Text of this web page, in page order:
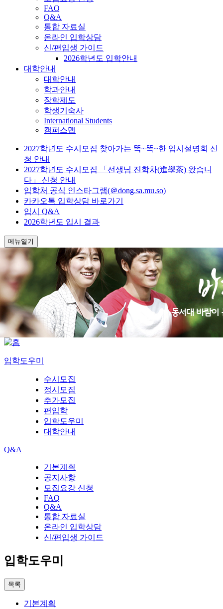
FAQ
Q&A
통합 자료실
온라인 입학상담
신/편입생 가이드
2026학년도 입학안내
대학안내
대학안내
학과안내
장학제도
학생기숙사
International Students
캠퍼스맵
2027학년도 수시모집 찾아가는 똑~똑~한 입시설명회 신
청 안내
2027학년도 수시모집 「선생님 진학차(進學茶) 왔습니
다」 신청 안내
입학처 공식 인스타그램(＠dong.sa.mu.so)
카카오톡 입학상담 바로가기
입시 Q&A
2026학년도 입시 결과
메뉴열기
입학도우미
수시모집
정시모집
추가모집
편입학
입학도우미
대학안내
Q&A
기본계획
공지사항
모집요강 신청
FAQ
Q&A
통합 자료실
온라인 입학상담
신/편입생 가이드
입학도우미
목록
기본계획